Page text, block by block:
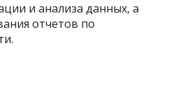
и анализа данных, а
отчетов по